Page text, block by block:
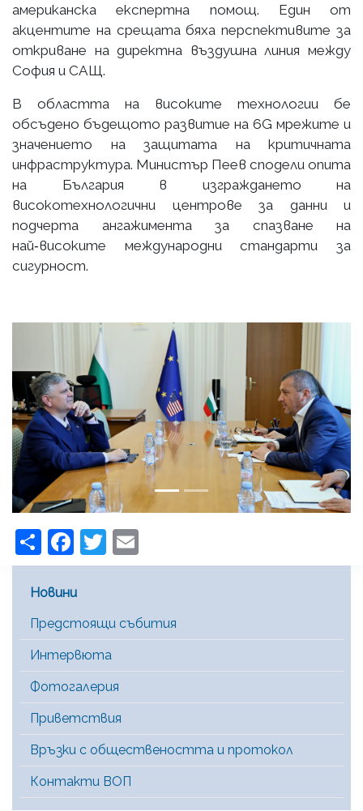
американска експертна помощ. Един от
акцентите на срещата бяха перспективите за
откриване на директна въздушна линия между
София и САЩ.
В областта на високите технологии бе
обсъдено бъдещото развитие на 6G мрежите и
значението на защитата на критичната
инфраструктура. Министър Пеев сподели опита
на България в изграждането на
високотехнологични центрове за данни и
подчерта ангажимента за спазване на
най‑високите международни стандарти за
сигурност.
Previous Next
ShareFacebook
Twitter
Main Menu [BG]
Новини
Предстоящи събития
Интервюта
Фотогалерия
Приветствия
Връзки с обществеността и протокол
Контакти ВОП